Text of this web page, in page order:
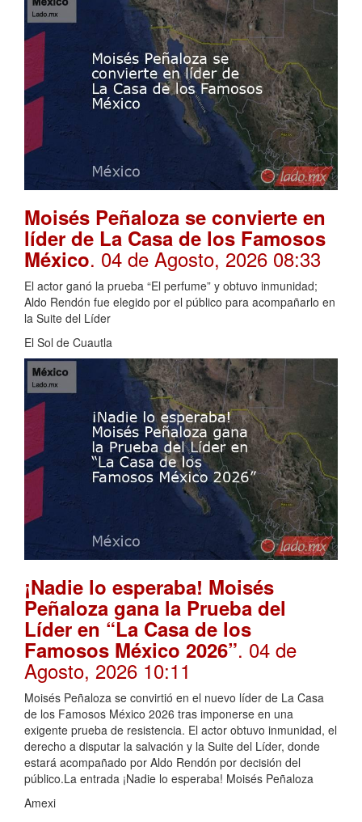
Moisés Peñaloza se convierte en
líder de La Casa de los Famosos
México. 04 de Agosto, 2026 08:33
El actor ganó la prueba “El perfume” y obtuvo inmunidad;
Aldo Rendón fue elegido por el público para acompañarlo en
la Suite del Líder
El Sol de Cuautla
¡Nadie lo esperaba! Moisés
Peñaloza gana la Prueba del
Líder en “La Casa de los
Famosos México 2026”. 04 de
Agosto, 2026 10:11
Moisés Peñaloza se convirtió en el nuevo líder de La Casa
de los Famosos México 2026 tras imponerse en una
exigente prueba de resistencia. El actor obtuvo inmunidad, el
derecho a disputar la salvación y la Suite del Líder, donde
estará acompañado por Aldo Rendón por decisión del
público.La entrada ¡Nadie lo esperaba! Moisés Peñaloza
Amexi